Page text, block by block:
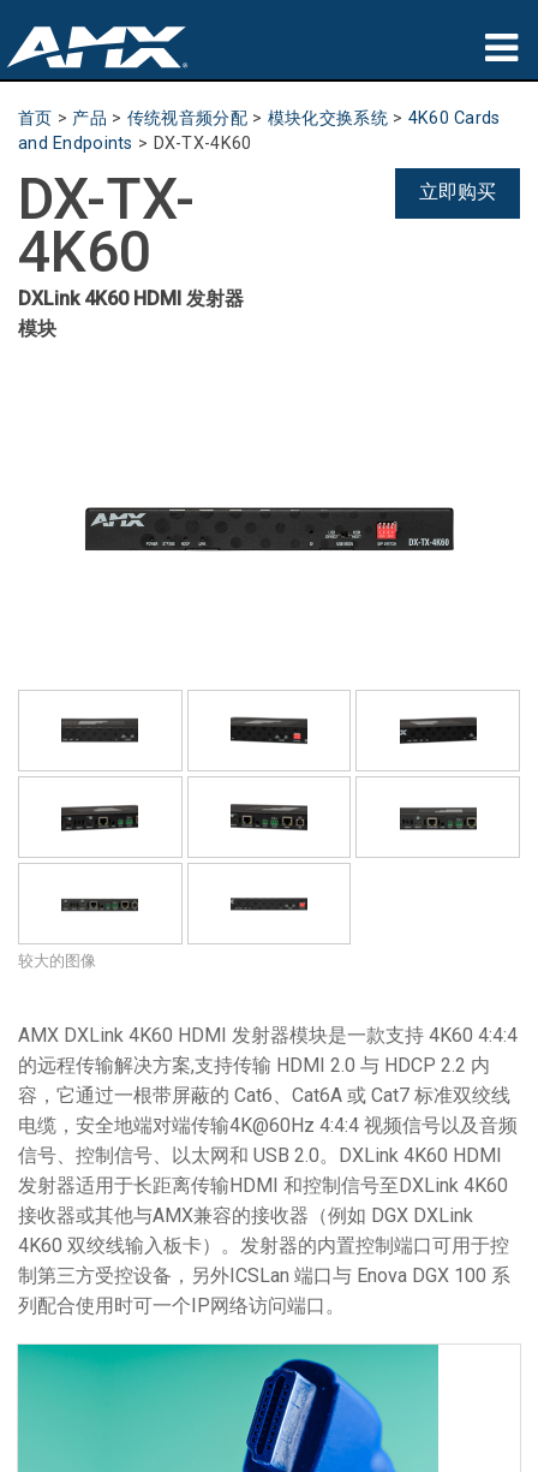
产品
Partners
哪里购买
培训
首页 > 产品 > 传统视音频分配> 模块化交换系统> 4K60 Cards
and Endpoints > DX-TX-4K60
DX-TX-
4K60
DXLink 4K60 HDMI 发射器
模块
立即购买
较大的图像
AMX DXLink 4K60 HDMI 发射器模块是一款支持 4K60 4:4:4
的远程传输解决方案,支持传输 HDMI 2.0 与 HDCP 2.2 内
容，它通过一根带屏蔽的 Cat6、Cat6A 或 Cat7 标准双绞线
电缆，安全地端对端传输4K@60Hz 4:4:4 视频信号以及音频
信号、控制信号、以太网和 USB 2.0。DXLink 4K60 HDMI
发射器适用于长距离传输HDMI 和控制信号至DXLink 4K60
接收器或其他与AMX兼容的接收器（例如 DGX DXLink
4K60 双绞线输入板卡）。发射器的内置控制端口可用于控
制第三方受控设备，另外ICSLan 端口与 Enova DGX 100 系
列配合使用时可一个IP网络访问端口。